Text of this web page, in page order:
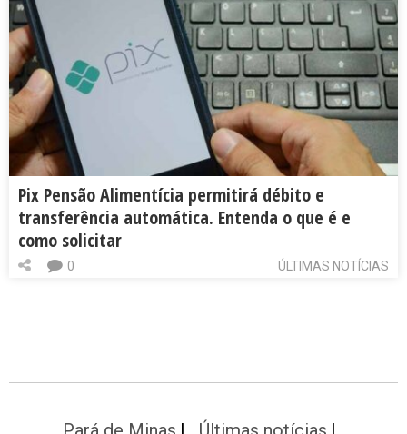
Pix Pensão Alimentícia permitirá débito e
transferência automática. Entenda o que é e
como solicitar
ÚLTIMAS NOTÍCIAS
0